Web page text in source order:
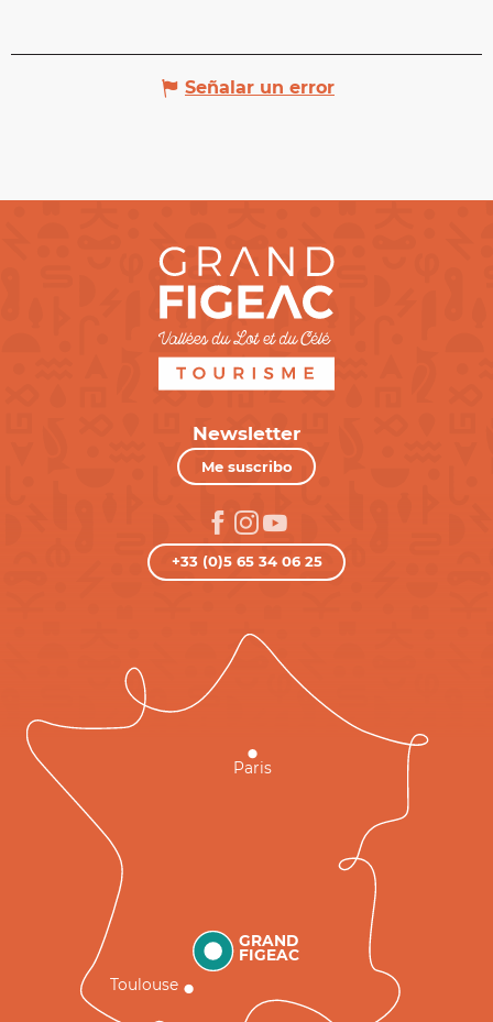
Señalar un error
Newsletter
Me suscribo
+33 (0)5 65 34 06 25
GRAND
FIGEAC
Toulouse
Paris